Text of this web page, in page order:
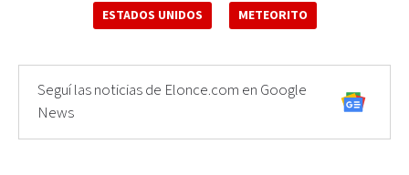
ESTADOS UNIDOS METEORITO
Seguí las noticias de Elonce.com en Google
News